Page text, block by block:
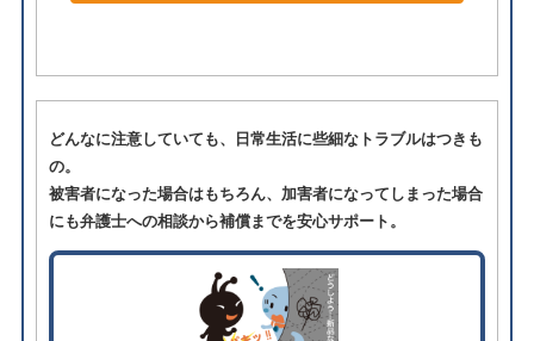
どんなに注意していても、日常生活に些細なトラブルはつきも
の。
被害者になった場合はもちろん、加害者になってしまった場合
にも弁護士への相談から補償までを安心サポート。